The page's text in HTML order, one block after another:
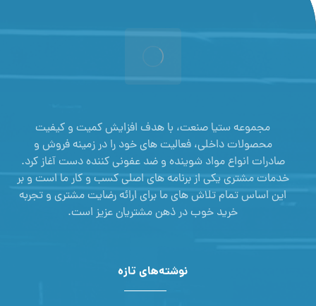
مجموعه ستیا صنعت، با هدف افزایش کمیت و کیفیت
محصولات داخلی، فعالیت های خود را در زمینه فروش و
صادرات انواع مواد شوینده و ضد عفونی کننده دست آغاز کرد.
خدمات مشتری یکی از برنامه های اصلی کسب و کار ما است و بر
این اساس تمام تلاش های ما برای ارائه رضایت مشتری و تجربه
خرید خوب در ذهن مشتریان عزیز است.
نوشته‌های تازه